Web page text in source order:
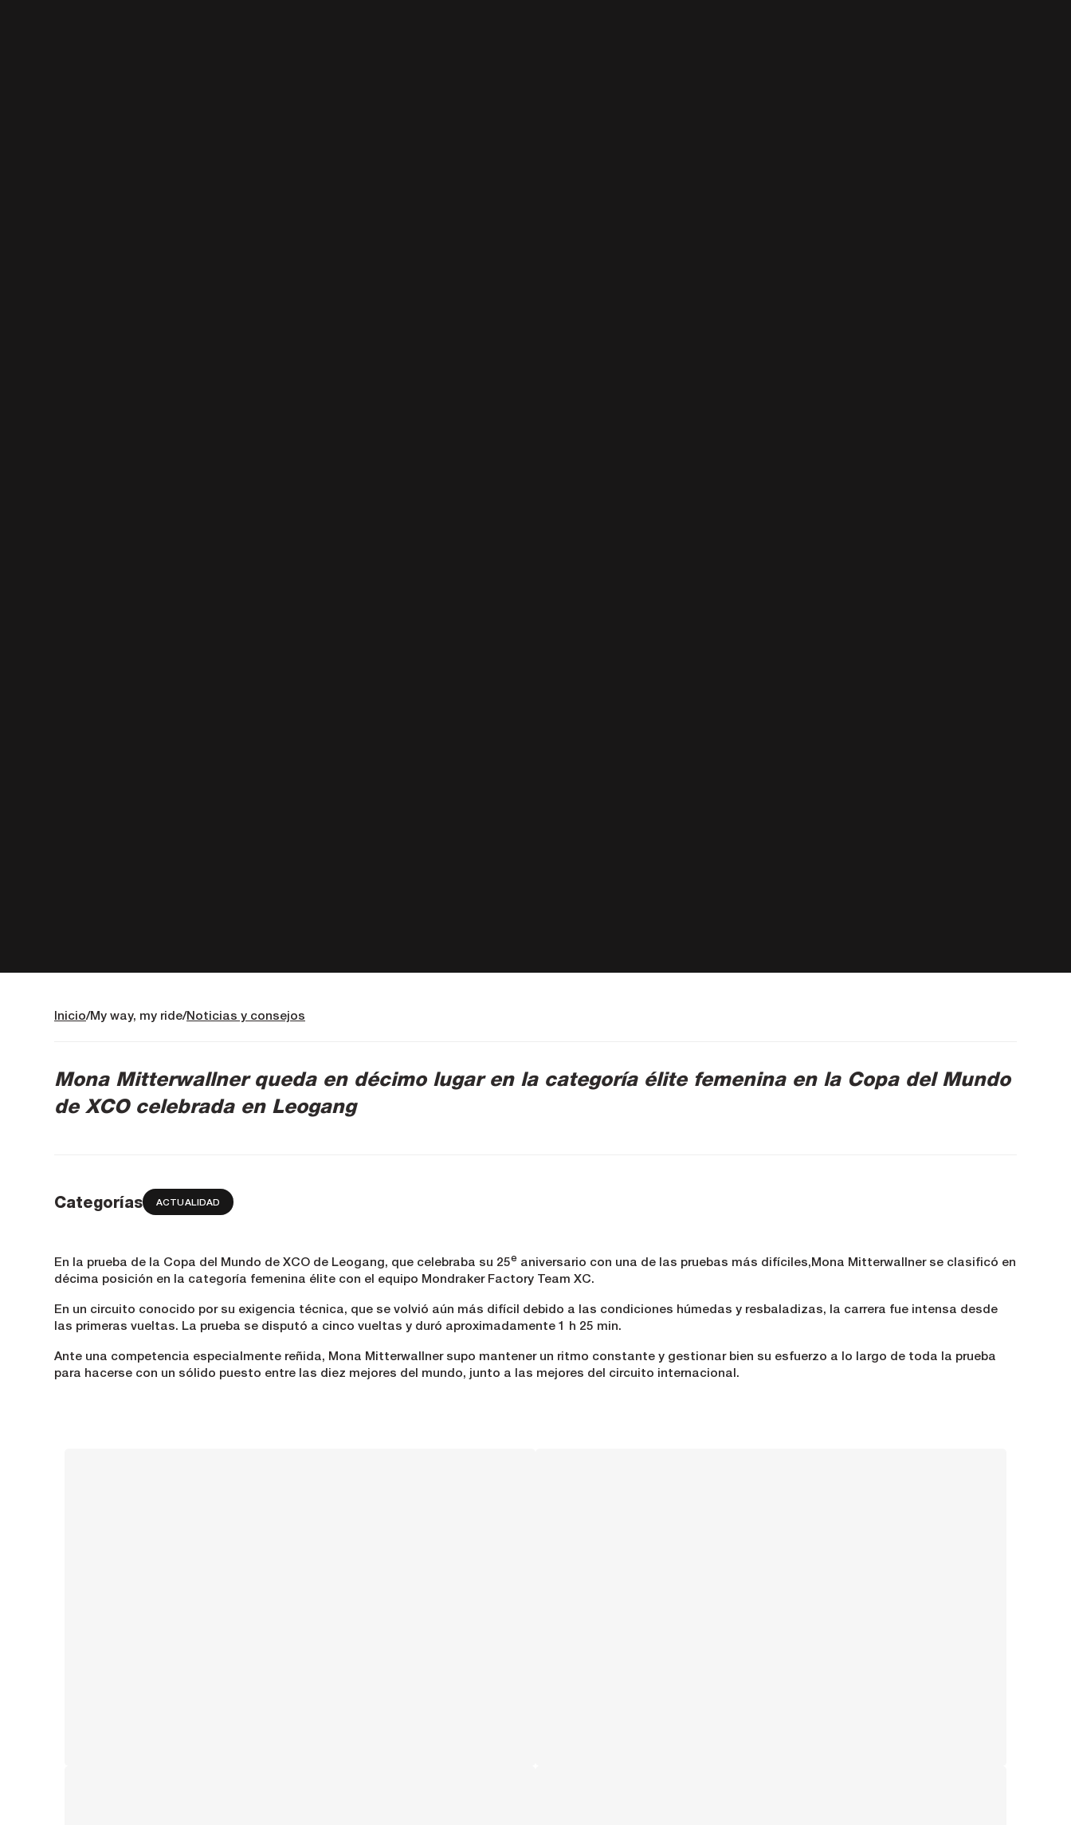
Inicio My way, my ride Noticias y consejos
Mona Mitterwallner queda en décimo lugar en la categoría élite femenina en la Copa del Mundo
de XCO celebrada en Leogang
Categorías ACTUALIDAD
En la prueba de la Copa del Mundo de XCO de Leogang, que celebraba su 25e aniversario con una de las pruebas más difíciles,Mona Mitterwallner se clasificó en
décima posición en la categoría femenina élite con el equipo Mondraker Factory Team XC.
En un circuito conocido por su exigencia técnica, que se volvió aún más difícil debido a las condiciones húmedas y resbaladizas, la carrera fue intensa desde
las primeras vueltas. La prueba se disputó a cinco vueltas y duró aproximadamente 1 h 25 min.
Ante una competencia especialmente reñida, Mona Mitterwallner supo mantener un ritmo constante y gestionar bien su esfuerzo a lo largo de toda la prueba
para hacerse con un sólido puesto entre las diez mejores del mundo, junto a las mejores del circuito internacional.